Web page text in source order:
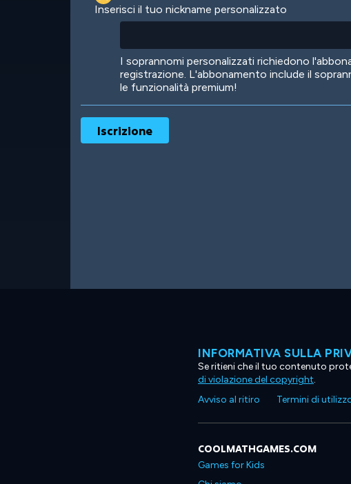
Ooh! Aah!
Inserisci il tuo nickname personalizzato
I soprannomi personalizzati richiedono
registrazione. L'abbonamento include il
le funzionalità premium!
INFORMATIVA SULLA
Se ritieni che il tuo contenuto
di violazione del copyright.
Avviso al ritiro
Termini di
COOLMATHGAMES.COM
Games for Kids